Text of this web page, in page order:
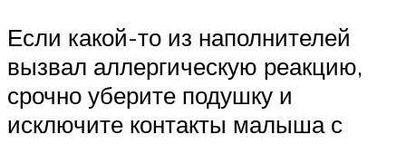
Если какой-то из наполнителей
вызвал аллергическую реакцию,
срочно уберите подушку и
исключите контакты малыша с